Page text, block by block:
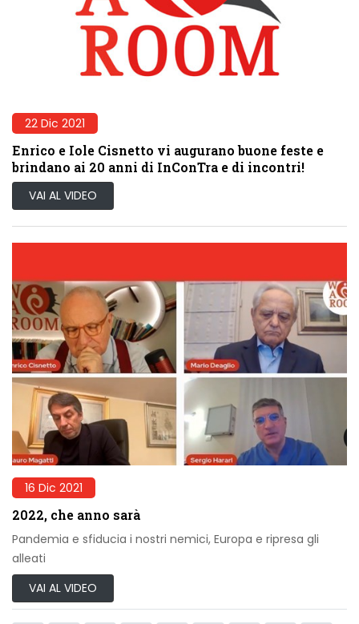
22 Dic 2021
Enrico e Iole Cisnetto vi augurano buone feste e
brindano ai 20 anni di InConTra e di incontri!
VAI AL VIDEO
16 Dic 2021
2022, che anno sarà
Pandemia e sfiducia i nostri nemici, Europa e ripresa gli
alleati
VAI AL VIDEO